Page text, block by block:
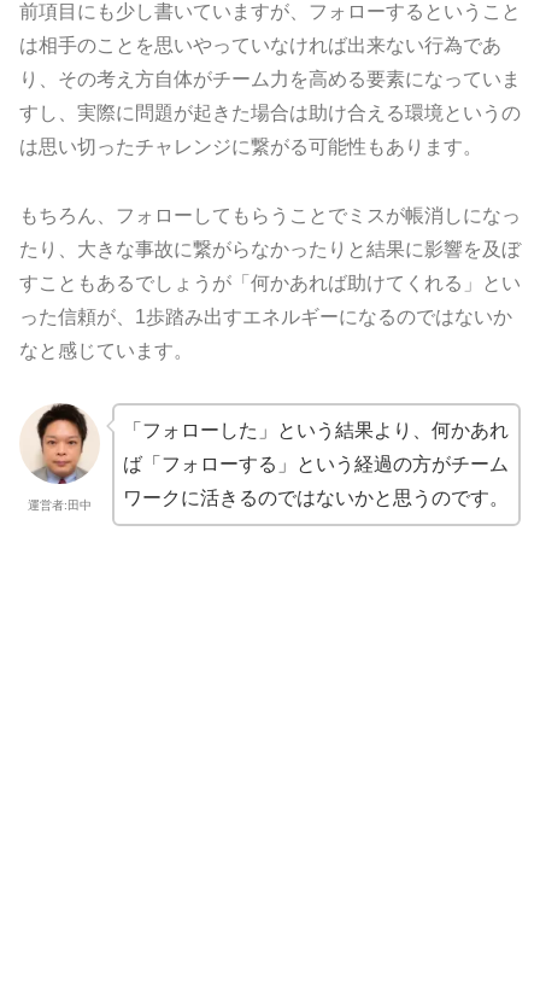
前項目にも少し書いていますが、フォローするということ
は相手のことを思いやっていなければ出来ない行為であ
り、その考え方自体がチーム力を高める要素になっていま
すし、実際に問題が起きた場合は助け合える環境というの
は思い切ったチャレンジに繋がる可能性もあります。
もちろん、フォローしてもらうことでミスが帳消しになっ
たり、大きな事故に繋がらなかったりと結果に影響を及ぼ
すこともあるでしょうが「何かあれば助けてくれる」とい
った信頼が、1歩踏み出すエネルギーになるのではないか
なと感じています。
運営者:田中
「フォローした」という結果より、何かあれ
ば「フォローする」という経過の方がチーム
ワークに活きるのではないかと思うのです。